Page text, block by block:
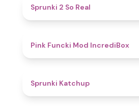
Sprunki 2 So Real
Pink Funcki Mod IncrediBox
Sprunki Katchup